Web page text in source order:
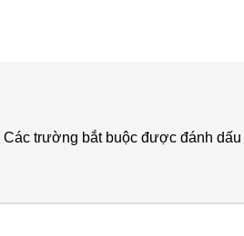
Các trường bắt buộc được đánh dấu